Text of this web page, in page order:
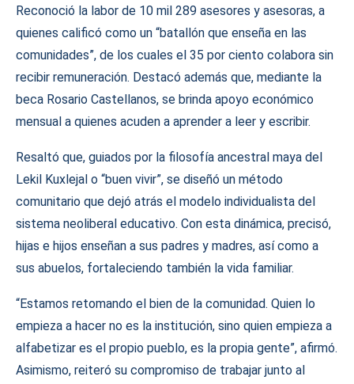
Reconoció la labor de 10 mil 289 asesores y asesoras, a
quienes calificó como un “batallón que enseña en las
comunidades”, de los cuales el 35 por ciento colabora sin
recibir remuneración. Destacó además que, mediante la
beca Rosario Castellanos, se brinda apoyo económico
mensual a quienes acuden a aprender a leer y escribir.
Resaltó que, guiados por la filosofía ancestral maya del
Lekil Kuxlejal o “buen vivir”, se diseñó un método
comunitario que dejó atrás el modelo individualista del
sistema neoliberal educativo. Con esta dinámica, precisó,
hijas e hijos enseñan a sus padres y madres, así como a
sus abuelos, fortaleciendo también la vida familiar.
“Estamos retomando el bien de la comunidad. Quien lo
empieza a hacer no es la institución, sino quien empieza a
alfabetizar es el propio pueblo, es la propia gente”, afirmó.
Asimismo, reiteró su compromiso de trabajar junto al